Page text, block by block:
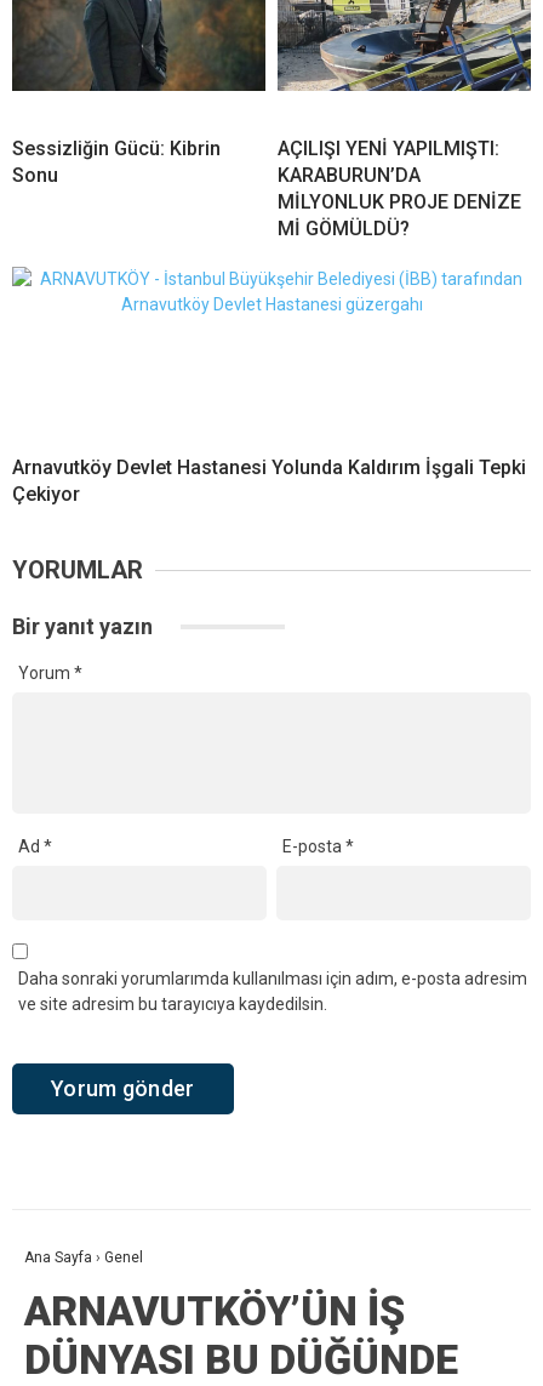
Sessizliğin Gücü: Kibrin
Sonu
AÇILIŞI YENİ YAPILMIŞTI:
KARABURUN’DA
MİLYONLUK PROJE DENİZE
Mİ GÖMÜLDÜ?
Arnavutköy Devlet Hastanesi Yolunda Kaldırım İşgali Tepki
Çekiyor
YORUMLAR
Bir yanıt yazın
Yorum *
Ad * E-posta*
Daha sonraki yorumlarımda kullanılması için adım, e-posta adresim
ve site adresim bu tarayıcıya kaydedilsin.
Ana Sayfa › Genel
ARNAVUTKÖY’ÜN İŞ
DÜNYASI BU DÜĞÜNDE